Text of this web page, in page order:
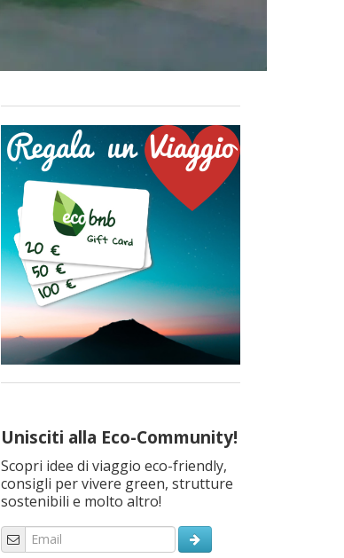
Unisciti alla Eco-Community!
Scopri idee di viaggio eco-friendly,
consigli per vivere green, strutture
sostenibili e molto altro!